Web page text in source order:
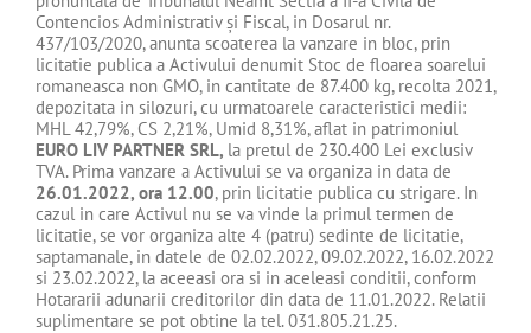
Contencios Administrativ şi Fiscal, in Dosarul nr.
437/103/2020, anunta scoaterea la vanzare in bloc, prin
licitatie publica a Activului denumit Stoc de floarea soarelui
romaneasca non GMO, in cantitate de 87.400 kg, recolta 2021,
depozitata in silozuri, cu urmatoarele caracteristici medii:
MHL 42,79%, CS 2,21%, Umid 8,31%, aflat in patrimoniul
EURO LIV PARTNER SRL, la pretul de 230.400 Lei exclusiv
TVA. Prima vanzare a Activului se va organiza in data de
26.01.2022, ora 12.00, prin licitatie publica cu strigare. In
cazul in care Activul nu se va vinde la primul termen de
licitatie, se vor organiza alte 4 (patru) sedinte de licitatie,
saptamanale, in datele de 02.02.2022, 09.02.2022, 16.02.2022
si 23.02.2022, la aceeasi ora si in aceleasi conditii, conform
Hotararii adunarii creditorilor din data de 11.01.2022. Relatii
suplimentare se pot obtine la tel. 031.805.21.25.